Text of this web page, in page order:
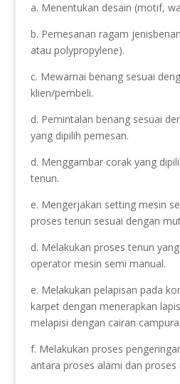
a. Menentukan desain (motif,
b. Pemesanan ragam
atau polypropylene).
c. Mewarnai benang sesuai
klien/pembeli.
d. Pemintalan benang sesuai
yang dipilih pemesan.
d. Menggambar corak yang
tenun.
e. Mengerjakan setting mesin
proses tenun sesuai dengan
d. Melakukan proses tenun
operator mesin semi manual.
e. Melakukan pelapisan pada
karpet dengan menerapkan
melapisi dengan cairan
f. Melakukan proses
antara proses alami dan